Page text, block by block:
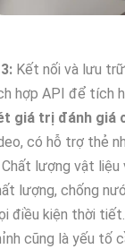
3: Kết nối và lưu
hợp API để tích
giá trị đánh giá
có hỗ trợ thẻ
lượng vật liệu
lượng, chống
điều kiện thời
cũng là yếu tố